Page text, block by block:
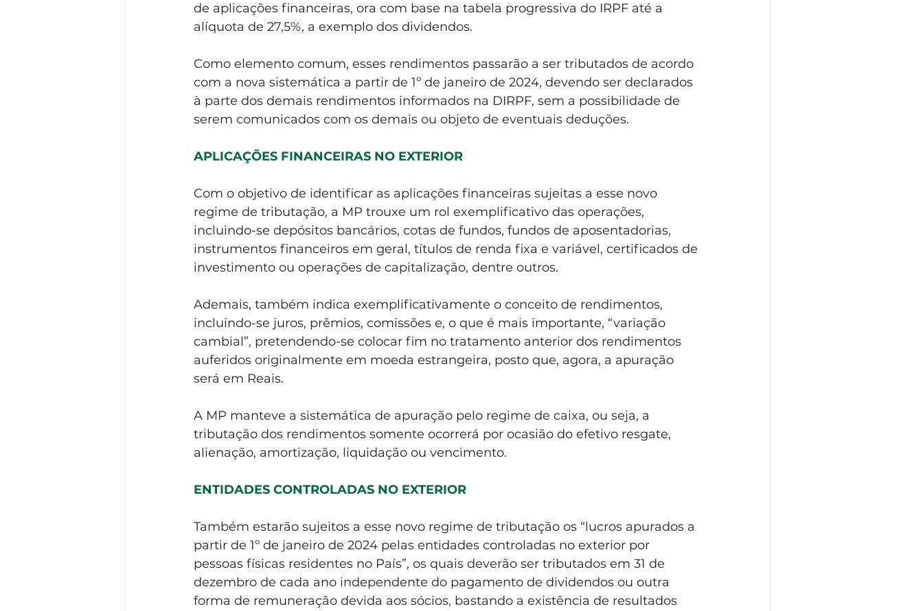
de aplicações financeiras, ora com base na tabela progressiva do IRPF até a
alíquota de 27,5%, a exemplo dos dividendos.
Como elemento comum, esses rendimentos passarão a ser tributados de acordo
com a nova sistemática a partir de 1º de janeiro de 2024, devendo ser declarados
à parte dos demais rendimentos informados na DIRPF, sem a possibilidade de
serem comunicados com os demais ou objeto de eventuais deduções.
APLICAÇÕES FINANCEIRAS NO EXTERIOR
Com o objetivo de identificar as aplicações financeiras sujeitas a esse novo
regime de tributação, a MP trouxe um rol exemplificativo das operações,
incluindo-se depósitos bancários, cotas de fundos, fundos de aposentadorias,
instrumentos financeiros em geral, títulos de renda fixa e variável, certificados de
investimento ou operações de capitalização, dentre outros.
Ademais, também indica exemplificativamente o conceito de rendimentos,
incluindo-se juros, prêmios, comissões e, o que é mais importante, “variação
cambial”, pretendendo-se colocar fim no tratamento anterior dos rendimentos
auferidos originalmente em moeda estrangeira, posto que, agora, a apuração
será em Reais.
A MP manteve a sistemática de apuração pelo regime de caixa, ou seja, a
tributação dos rendimentos somente ocorrerá por ocasião do efetivo resgate,
alienação, amortização, liquidação ou vencimento.
ENTIDADES CONTROLADAS NO EXTERIOR
Também estarão sujeitos a esse novo regime de tributação os “lucros apurados a
partir de 1º de janeiro de 2024 pelas entidades controladas no exterior por
pessoas físicas residentes no País”, os quais deverão ser tributados em 31 de
dezembro de cada ano independente do pagamento de dividendos ou outra
forma de remuneração devida aos sócios, bastando a existência de resultados